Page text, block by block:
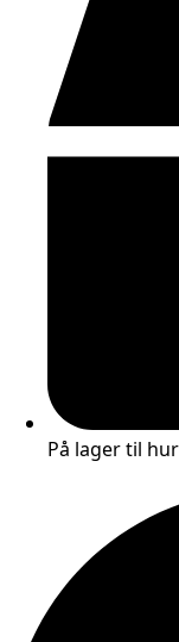
På lager til